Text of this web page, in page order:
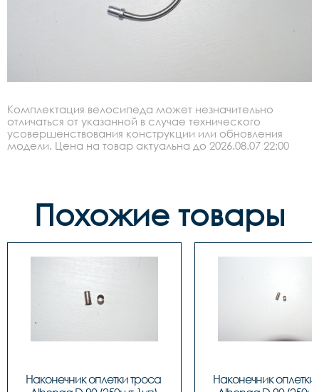
Комплектация велосипеда может незначительно
отличаться от указанной в случае технического
усовершенствования конструкции или обновления
модели. Цена на товар актуальна до 2026.08.07 22:00
Похожие товары
Наконечник оплетки троса
Наконечник оплетки